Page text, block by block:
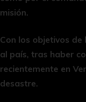
misión.
Con los objetivos
al país, tras haber
recientemente en
desastre.